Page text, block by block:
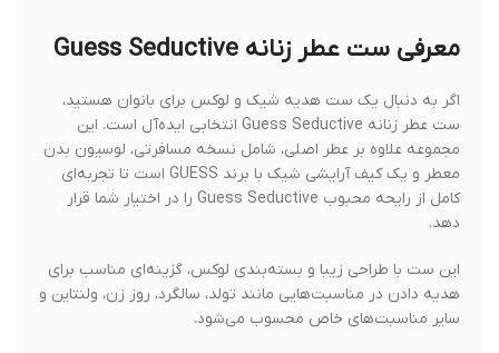
معرفی ست عطر زنانه Guess Seductive
اگر به دنبال یک ست هدیه شیک و لوکس برای بانوان هستید،
ست عطر زنانه Guess Seductive انتخابی ایده‌آل است. این
مجموعه علاوه بر عطر اصلی، شامل نسخه مسافرتی، لوسیون بدن
معطر و یک کیف آرایشی شیک با برند GUESS است تا تجربه‌ای
کامل از رایحه محبوب Guess Seductive را در اختیار شما قرار
این ست با طراحی زیبا و بسته‌بندی لوکس، گزینه‌ای مناسب برای
هدیه دادن در مناسبت‌هایی مانند تولد، سالگرد، روز زن، ولنتاین و
سایر مناسبت‌های خاص محسوب می‌شود.